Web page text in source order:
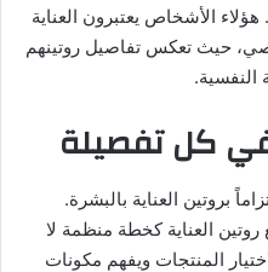
الأشخاص يعتبرون العناية
حيث تعكس تفاصيل روتينهم
النفسية.
في كل تفصيلة
بروتين العناية بالبشرة.
العناية كخطة منظمة لا
المنتجات ويفهم مكونات